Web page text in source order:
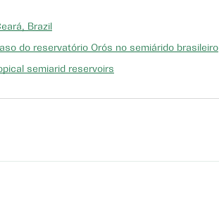
Brazil
do reservatório Orós no semiárido brasileiro
semiarid reservoirs